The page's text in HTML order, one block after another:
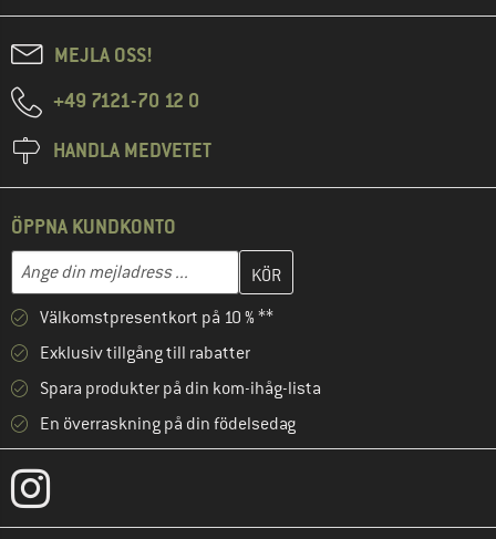
MEJLA OSS!
+49 7121-70 12 0
HANDLA MEDVETET
ÖPPNA KUNDKONTO
Mejladress
Skriv in din e-postadress här och skapa ditt kundkonto i nästa
Välkomstpresentkort på 10 % **
Exklusiv tillgång till rabatter
Spara produkter på din kom-ihåg-lista
En överraskning på din födelsedag